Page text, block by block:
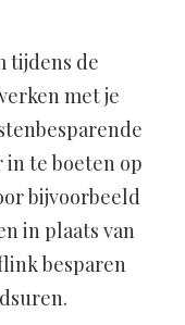
tijdens de
met je
te boeten op
bijvoorbeeld
in plaats van
besparen